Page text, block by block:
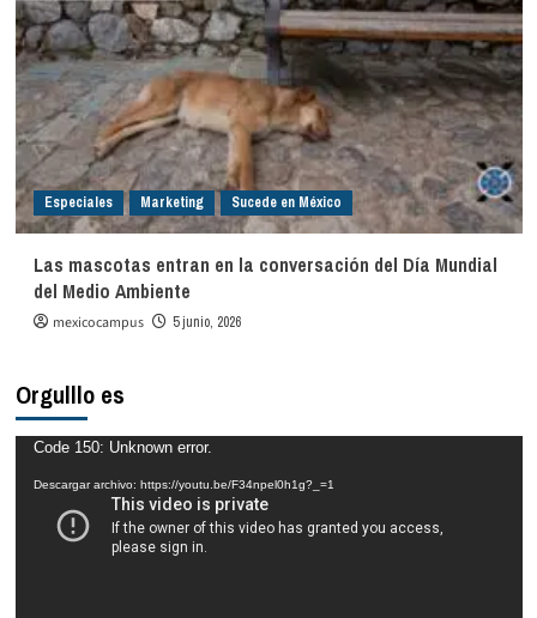
Especiales Marketing Sucede en México
Las mascotas entran en la conversación del Día Mundial
del Medio Ambiente
mexicocampus 5 junio, 2026
Orgulllo es
Reproductor
de
Code 150: Unknown error.
Descargar archivo: https://youtu.be/F34npel0h1g?_=1